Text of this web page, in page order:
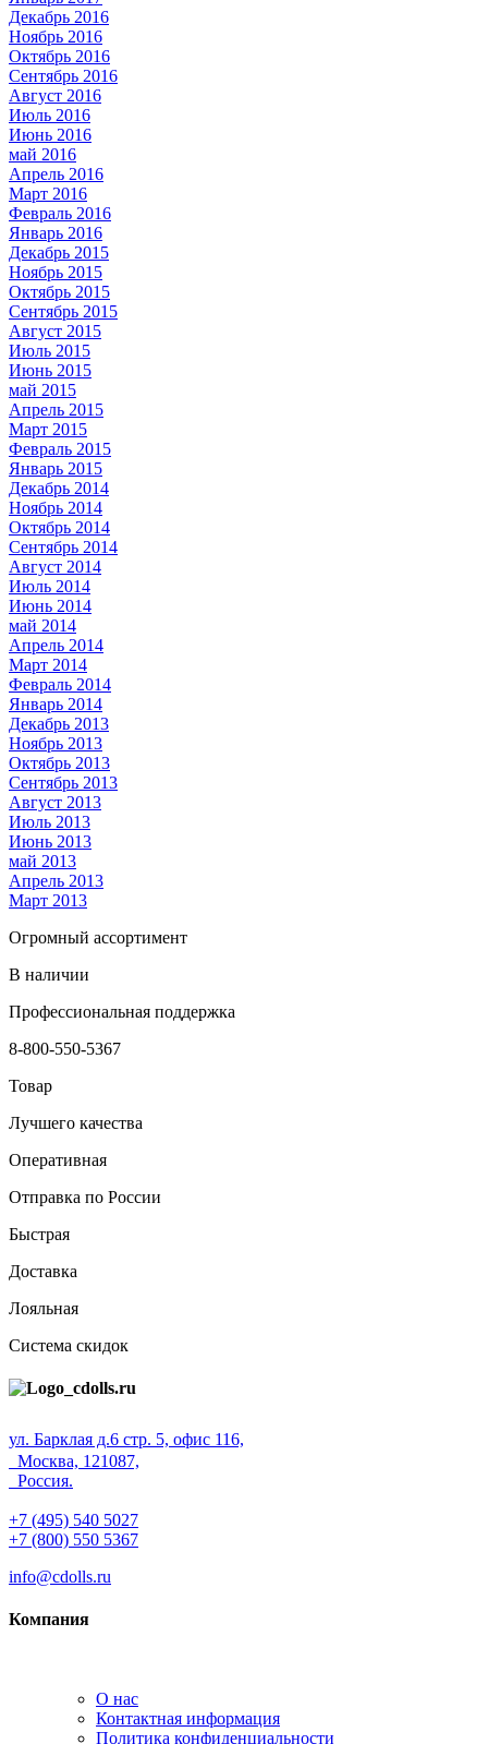
Декабрь 2016
Ноябрь 2016
Октябрь 2016
Сентябрь 2016
Август 2016
Июль 2016
Июнь 2016
май 2016
Апрель 2016
Март 2016
Февраль 2016
Январь 2016
Декабрь 2015
Ноябрь 2015
Октябрь 2015
Сентябрь 2015
Август 2015
Июль 2015
Июнь 2015
май 2015
Апрель 2015
Март 2015
Февраль 2015
Январь 2015
Декабрь 2014
Ноябрь 2014
Октябрь 2014
Сентябрь 2014
Август 2014
Июль 2014
Июнь 2014
май 2014
Апрель 2014
Март 2014
Февраль 2014
Январь 2014
Декабрь 2013
Ноябрь 2013
Октябрь 2013
Сентябрь 2013
Август 2013
Июль 2013
Июнь 2013
май 2013
Апрель 2013
Март 2013
Огромный ассортимент
В наличии
Профессиональная поддержка
8-800-550-5367
Товар
Лучшего качества
Оперативная
Отправка по России
Быстрая
Доставка
Лояльная
Система скидок
ул. Барклая д.6 стр. 5, офис 116,
Москва, 121087,
Россия.
+7 (495) 540 5027
+7 (800) 550 5367
info@cdolls.ru
Компания
О нас
Контактная информация
Политика конфиденциальности